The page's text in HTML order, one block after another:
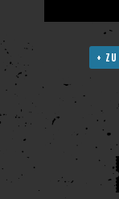
+ ZU